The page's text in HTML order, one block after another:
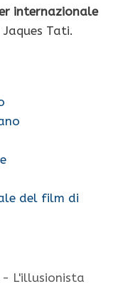
internazionale
Tati.
del film di
L'illusionista